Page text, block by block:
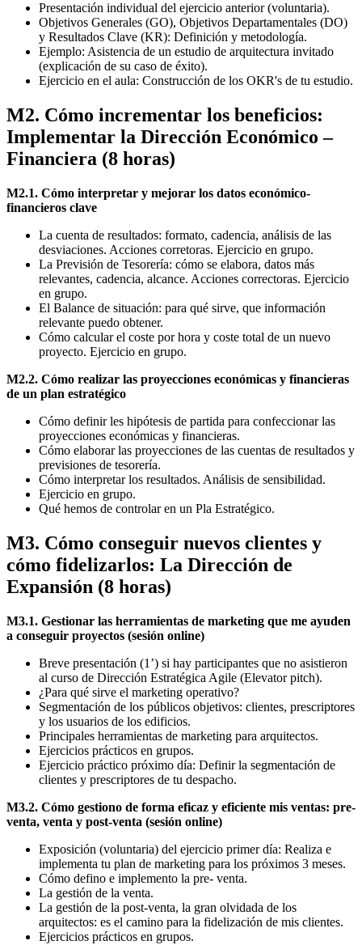
Presentación individual del ejercicio anterior (voluntaria).
Objetivos Generales (GO), Objetivos Departamentales (DO)
y Resultados Clave (KR): Definición y metodología.
Ejemplo: Asistencia de un estudio de arquitectura invitado
(explicación de su caso de éxito).
Ejercicio en el aula: Construcción de los OKR's de tu estudio.
M2. Cómo incrementar los beneficios:
Implementar la Dirección Económico –
Financiera (8 horas)
M2.1. Cómo interpretar y mejorar los datos económico-
financieros clave
La cuenta de resultados: formato, cadencia, análisis de las
desviaciones. Acciones corretoras. Ejercicio en grupo.
La Previsión de Tesorería: cómo se elabora, datos más
relevantes, cadencia, alcance. Acciones correctoras. Ejercicio
en grupo.
El Balance de situación: para qué sirve, que información
relevante puedo obtener.
Cómo calcular el coste por hora y coste total de un nuevo
proyecto. Ejercicio en grupo.
M2.2. Cómo realizar las proyecciones económicas y financieras
de un plan estratégico
Cómo definir les hipótesis de partida para confeccionar las
proyecciones económicas y financieras.
Cómo elaborar las proyecciones de las cuentas de resultados y
previsiones de tesorería.
Cómo interpretar los resultados. Análisis de sensibilidad.
Ejercicio en grupo.
Qué hemos de controlar en un Pla Estratégico.
M3. Cómo conseguir nuevos clientes y
cómo fidelizarlos: La Dirección de
Expansión (8 horas)
M3.1. Gestionar las herramientas de marketing que me ayuden
a conseguir proyectos (sesión online)
Breve presentación (1’) si hay participantes que no asistieron
al curso de Dirección Estratégica Agile (Elevator pitch).
¿Para qué sirve el marketing operativo?
Segmentación de los públicos objetivos: clientes, prescriptores
y los usuarios de los edificios.
Principales herramientas de marketing para arquitectos.
Ejercicios prácticos en grupos.
Ejercicio práctico próximo día: Definir la segmentación de
clientes y prescriptores de tu despacho.
M3.2. Cómo gestiono de forma eficaz y eficiente mis ventas: pre-
venta, venta y post-venta (sesión online)
Exposición (voluntaria) del ejercicio primer día: Realiza e
implementa tu plan de marketing para los próximos 3 meses.
Cómo defino e implemento la pre- venta.
La gestión de la venta.
La gestión de la post-venta, la gran olvidada de los
arquitectos: es el camino para la fidelización de mis clientes.
Ejercicios prácticos en grupos.